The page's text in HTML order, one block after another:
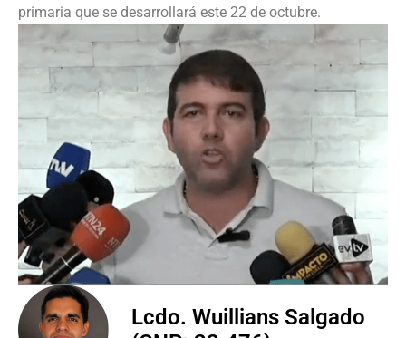
primaria que se desarrollará este 22 de octubre.
Lcdo. Wuillians Salgado